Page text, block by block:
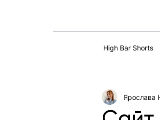
High Bar Shorts
Ярослава